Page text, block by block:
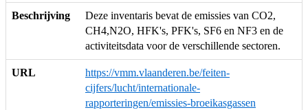
Beschrijving
Deze inventaris bevat de emissies van CO2,
CH4,N2O, HFK's, PFK's, SF6 en NF3 en de
activiteitsdata voor de verschillende sectoren.
URL
https://vmm.vlaanderen.be/feiten-
cijfers/lucht/internationale-
rapporteringen/emissies-broeikasgassen